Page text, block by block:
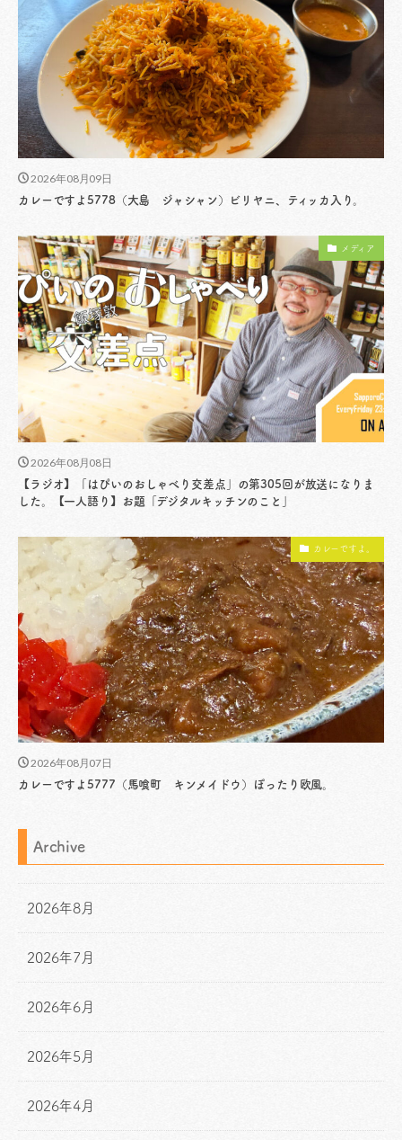
2026年08月09日
カレーですよ5778（大島 ジャシャン）ビリヤニ、ティッカ入り。
メディア
2026年08月08日
【ラジオ】「はぴいのおしゃべり交差点」の第305回が放送になりま
した。【一人語り】お題「デジタルキッチンのこと」
カレーですよ。
2026年08月07日
カレーですよ5777（馬喰町 キンメイドウ）ぽったり欧風。
Archive
2026年8月
2026年7月
2026年6月
2026年5月
2026年4月